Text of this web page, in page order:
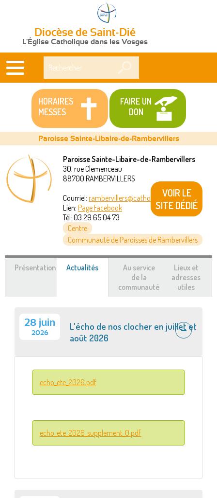
Diocèse de Saint-Dié
L'Église Catholique dans les Vosges
HORAIRES
MESSES
FAIRE UN
DON
Vous
êtes
Paroisse Sainte-Libaire-de-Rambervillers
Paroisse Sainte-Libaire-de-Rambervillers
30, rue Clemenceau
88700 RAMBERVILLERS
Courriel: rambervillers@catholique88.fr
Lien: Page Facebook
Tél: 03 29 65 04 73
Centre
Communauté de Paroisses de Rambervillers
VOIR LE
SITE DÉDIÉ
Présentation Actualités
Au service
de la
communauté
Lieux et
adresses
utiles
28 juin
2026
L'écho de nos clocher en juillet et
août 2026
echo_ete_2026.pdf
echo_ete_2026_supplement_0.pdf